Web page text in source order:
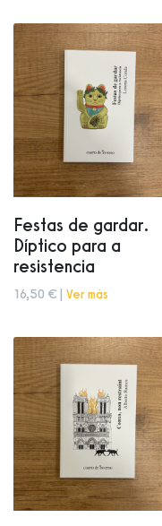
Festas de gardar.
Díptico para a
resistencia
16,50 € | Ver más